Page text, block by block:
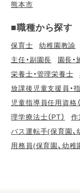
熊本市
■職種から探す
保育士 幼稚園教諭
主任・副園長
園長・
栄養士・管理栄養士
放課後児童支援員・指
児童指導員任用資格（
理学療法士（PT）
作
バス運転手(保育園、
用務員(保育園、幼稚